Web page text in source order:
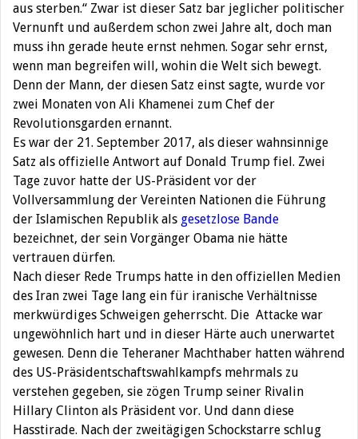
aus sterben.“ Zwar ist dieser Satz bar jeglicher politischer
Vernunft und außerdem schon zwei Jahre alt, doch man
muss ihn gerade heute ernst nehmen. Sogar sehr ernst,
wenn man begreifen will, wohin die Welt sich bewegt.
Denn der Mann, der diesen Satz einst sagte, wurde vor
zwei Monaten von Ali Khamenei zum Chef der
Revolutionsgarden ernannt.
Es war der 21. September 2017, als dieser wahnsinnige
Satz als offizielle Antwort auf Donald Trump fiel. Zwei
Tage zuvor hatte der US-Präsident vor der
Vollversammlung der Vereinten Nationen die Führung
der Islamischen Republik als gesetzlose Bande
bezeichnet, der sein Vorgänger Obama nie hätte
vertrauen dürfen.
Nach dieser Rede Trumps hatte in den offiziellen Medien
des Iran zwei Tage lang ein für iranische Verhältnisse
merkwürdiges Schweigen geherrscht. Die Attacke war
ungewöhnlich hart und in dieser Härte auch unerwartet
gewesen. Denn die Teheraner Machthaber hatten während
des US-Präsidentschaftswahlkampfs mehrmals zu
verstehen gegeben, sie zögen Trump seiner Rivalin
Hillary Clinton als Präsident vor. Und dann diese
Hasstirade. Nach der zweitägigen Schockstarre schlug